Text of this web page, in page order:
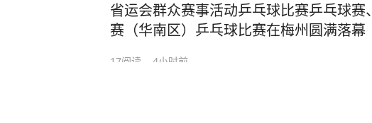
省运会群众赛事活动乒乓球比赛乒乓球赛
赛（华南区）乒乓球比赛在梅州圆满落幕
17阅读 4小时前